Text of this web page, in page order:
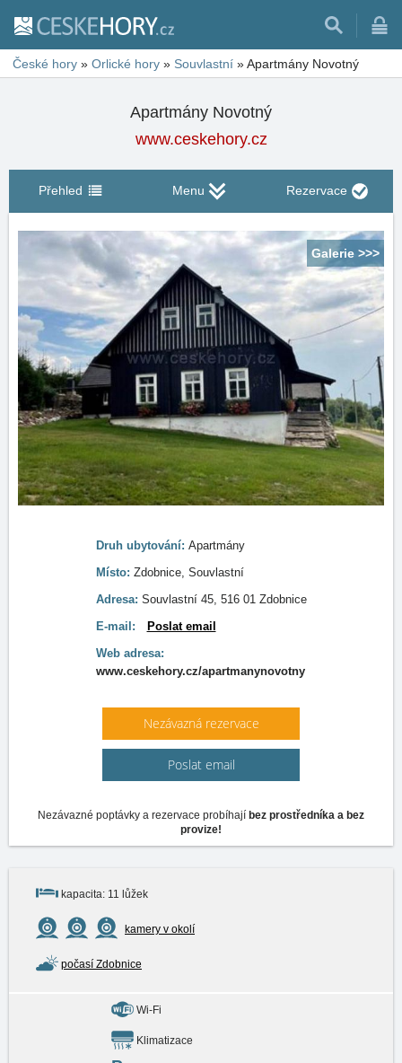
České hory » Orlické hory » Souvlastní »Apartmány Novotný
Apartmány Novotný
www.ceskehory.cz
Přehled Menu Rezervace
Galerie >>>
Druh ubytování: Apartmány
Místo: Zdobnice, Souvlastní
Adresa: Souvlastní 45, 516 01 Zdobnice
E-mail:
Poslat email
Web adresa:
www.ceskehory.cz/apartmanynovotny
Nezávazná rezervace
Poslat email
Nezávazné poptávky a rezervace probíhají bez prostředníka a bez
provize!
kapacita: 11 lůžek
kamery v okolí
počasí Zdobnice
Wi-Fi
Klimatizace